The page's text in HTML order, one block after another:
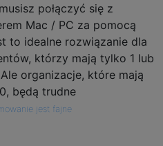
połączyć się z
Mac / PC za pomocą
to idealne rozwiązanie dla
którzy mają tylko 1 lub
organizacje, które mają
będą trudne
jest fajne